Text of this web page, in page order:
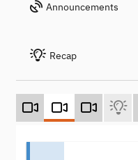
Announcements
Recap